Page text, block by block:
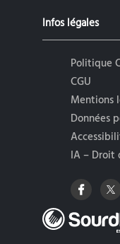
Infos légales
Politique
CGU
Mentions
Données
IA – Droit